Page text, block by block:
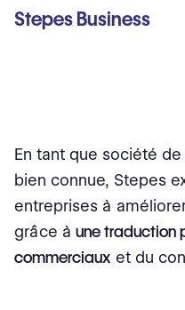
Stepes Business
En tant que société
bien connue, Stepes
entreprises à
grâce à une traduction
commerciaux et du